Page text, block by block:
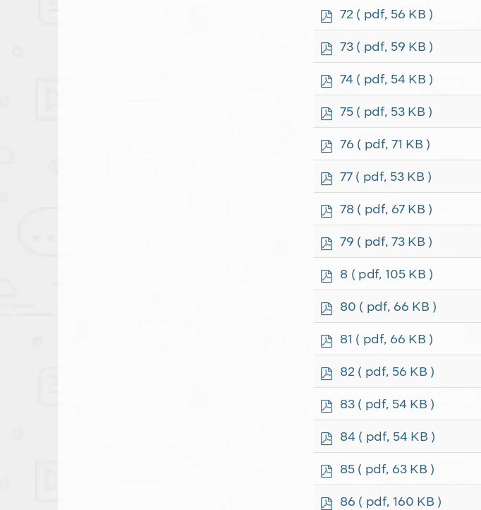
fp
f
72 ( pdf, 56 KB )
p
f
73 ( pdf, 59 KB )
p
f
74 ( pdf, 54 KB )
p
f
75 ( pdf, 53 KB )
p
f
76 ( pdf, 71 KB )
p
f
77 ( pdf, 53 KB )
p
f
78 ( pdf, 67 KB )
p
79 ( pdf, 73 KB )
p
8 ( pdf, 105 KB )
p
80 ( pdf, 66 KB )
p
81 ( pdf, 66 KB )
p
82 ( pdf, 56 KB )
p
83 ( pdf, 54 KB )
p
84 ( pdf, 54 KB )
p
85 ( pdf, 63 KB )
p
86 ( pdf, 160 KB )